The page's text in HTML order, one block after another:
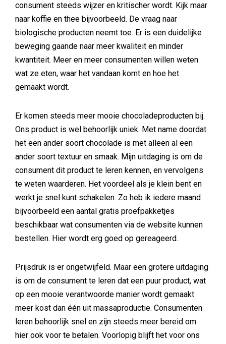
consument steeds wijzer en kritischer wordt. Kijk maar
naar koffie en thee bijvoorbeeld. De vraag naar
biologische producten neemt toe. Er is een duidelijke
beweging gaande naar meer kwaliteit en minder
kwantiteit. Meer en meer consumenten willen weten
wat ze eten, waar het vandaan komt en hoe het
gemaakt wordt.
Er komen steeds meer mooie chocoladeproducten bij.
Ons product is wel behoorlijk uniek. Met name doordat
het een ander soort chocolade is met alleen al een
ander soort textuur en smaak. Mijn uitdaging is om de
consument dit product te leren kennen, en vervolgens
te weten waarderen. Het voordeel als je klein bent en
werkt je snel kunt schakelen. Zo heb ik iedere maand
bijvoorbeeld een aantal gratis proefpakketjes
beschikbaar wat consumenten via de website kunnen
bestellen. Hier wordt erg goed op gereageerd.
Prijsdruk is er ongetwijfeld. Maar een grotere uitdaging
is om de consument te leren dat een puur product, wat
op een mooie verantwoorde manier wordt gemaakt
meer kost dan één uit massaproductie. Consumenten
leren behoorlijk snel en zijn steeds meer bereid om
hier ook voor te betalen. Voorlopig blijft het voor ons